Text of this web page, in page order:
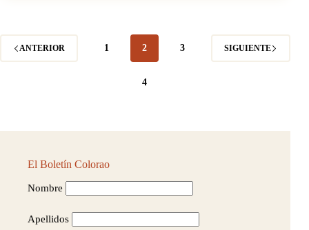
ANTERIOR 1 2 3
4
SIGUIENTE
El Boletín Colorao
Nombre
Apellidos